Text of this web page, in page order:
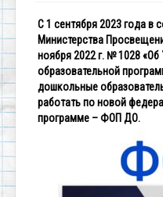
С 1 сентября 2023 года в
Министерства
ноября 2022 г. № 1028
образовательной
дошкольные
работать по новой
программе – ФОП ДО.